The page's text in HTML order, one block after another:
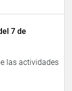
7 de
las actividades